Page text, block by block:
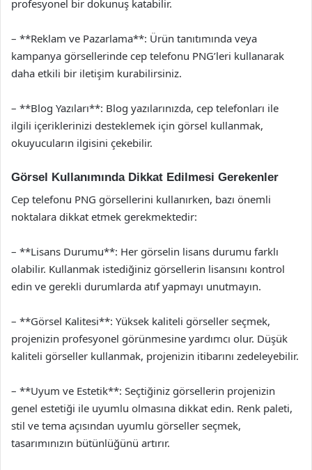
profesyonel bir dokunuş katabilir.
– **Reklam ve Pazarlama**: Ürün tanıtımında veya
kampanya görsellerinde cep telefonu PNG’leri kullanarak
daha etkili bir iletişim kurabilirsiniz.
– **Blog Yazıları**: Blog yazılarınızda, cep telefonları ile
ilgili içeriklerinizi desteklemek için görsel kullanmak,
okuyucuların ilgisini çekebilir.
Görsel Kullanımında Dikkat Edilmesi Gerekenler
Cep telefonu PNG görsellerini kullanırken, bazı önemli
noktalara dikkat etmek gerekmektedir:
– **Lisans Durumu**: Her görselin lisans durumu farklı
olabilir. Kullanmak istediğiniz görsellerin lisansını kontrol
edin ve gerekli durumlarda atıf yapmayı unutmayın.
– **Görsel Kalitesi**: Yüksek kaliteli görseller seçmek,
projenizin profesyonel görünmesine yardımcı olur. Düşük
kaliteli görseller kullanmak, projenizin itibarını zedeleyebilir.
– **Uyum ve Estetik**: Seçtiğiniz görsellerin projenizin
genel estetiği ile uyumlu olmasına dikkat edin. Renk paleti,
stil ve tema açısından uyumlu görseller seçmek,
tasarımınızın bütünlüğünü artırır.